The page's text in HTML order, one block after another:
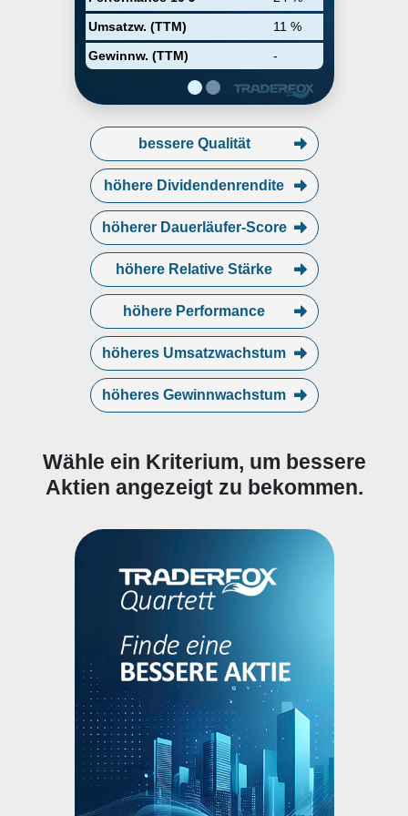
Umsatzw. (TTM)
11 %
Gewinnw. (TTM)
-
programs, rich media offerings,
including advertising associated
with live streaming and music-
related content, and ads across
its distribution network of venues,
events, and websites. The
Ticketing segment is involved in
ticketing operations, including
providing ticketing software and
services to clients, and
consumers with a m
bessere Qualität
höhere Dividendenrendite
höherer Dauerläufer-Score
höhere Relative Stärke
höhere Performance
höheres Umsatzwachstum
höheres Gewinnwachstum
Wähle ein Kriterium, um bessere
Aktien angezeigt zu bekommen.